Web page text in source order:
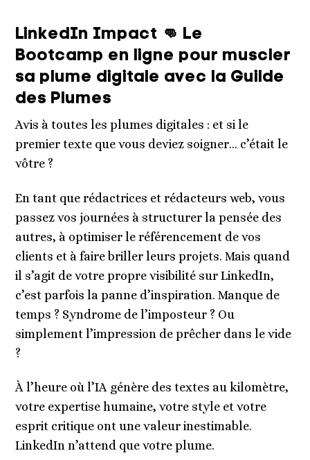
LinkedIn Impact 👊 Le
Bootcamp en ligne pour muscler
sa plume digitale avec la Guilde
des Plumes
Avis à toutes les plumes digitales : et si le
premier texte que vous deviez soigner… c’était le
vôtre ?
En tant que rédactrices et rédacteurs web, vous
passez vos journées à structurer la pensée des
autres, à optimiser le référencement de vos
clients et à faire briller leurs projets. Mais quand
il s’agit de votre propre visibilité sur LinkedIn,
c’est parfois la panne d’inspiration. Manque de
temps ? Syndrome de l’imposteur ? Ou
simplement l’impression de prêcher dans le vide
?
À l’heure où l’IA génère des textes au kilomètre,
votre expertise humaine, votre style et votre
esprit critique ont une valeur inestimable.
LinkedIn n’attend que votre plume.